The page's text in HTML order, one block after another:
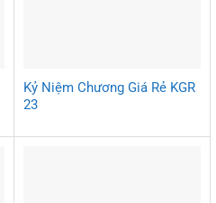
Kỷ Niệm Chương Giá Rẻ KGR
23